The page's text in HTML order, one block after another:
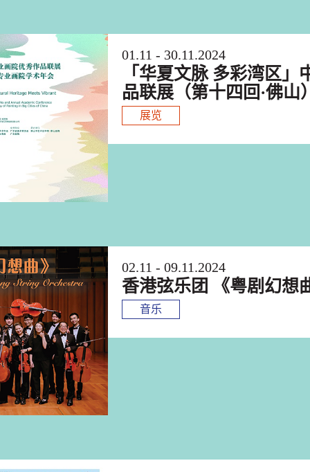
01.11 - 30.11.2024
「华夏文脉 多彩湾区
品联展（第十四回·佛山
展览
02.11 - 09.11.2024
香港弦乐团 《粤剧幻想
音乐